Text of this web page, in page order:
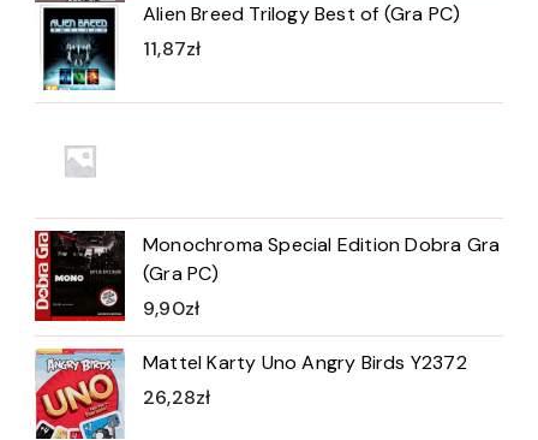
Alien Breed Trilogy Best of (Gra PC)
11,87zł
Monochroma Special Edition Dobra Gra
(Gra PC)
9,90zł
Mattel Karty Uno Angry Birds Y2372
26,28zł